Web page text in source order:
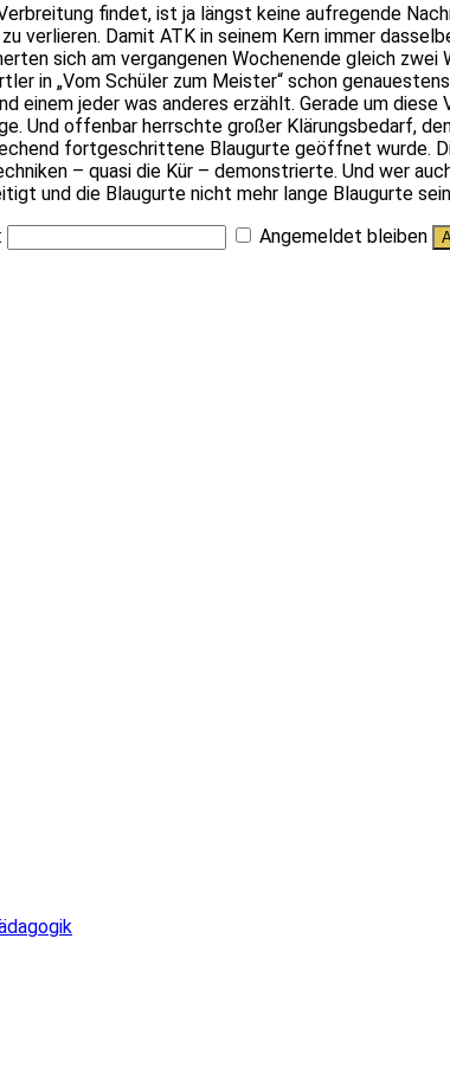
findet, ist ja längst keine aufregende
verlieren. Damit ATK in seinem Kern immer
sich am vergangenen Wochenende gleich
in „Vom Schüler zum Meister“ schon
einem jeder was anderes erzählt. Gerade um
Und offenbar herrschte großer Klärungsbedarf,
fortgeschrittene Blaugurte geöffnet wurde.
– quasi die Kür – demonstrierte. Und wer
und die Blaugurte nicht mehr lange Blaugurte
Angemeldet bleiben